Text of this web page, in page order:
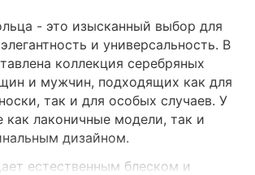
- это изысканный выбор для
и универсальность. В
коллекция серебряных
и мужчин, подходящих как для
так и для особых случаев. У
как лаконичные модели, так и
дизайном.
естественным блеском и